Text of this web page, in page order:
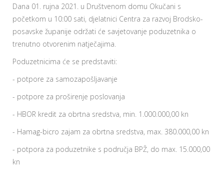
Dana 01. rujna 2021. u Društvenom domu Okučani s
početkom u 10:00 sati, djelatnici Centra za razvoj Brodsko-
posavske županije održati će savjetovanje poduzetnika o
trenutno otvorenim natječajima.
Poduzetnicima će se predstaviti:
- potpore za samozapošljavanje
- potpore za proširenje poslovanja
- HBOR kredit za obrtna sredstva, min. 1.000.000,00 kn
- Hamag-bicro zajam za obrtna sredstva, max. 380.000,00 kn
- potpora za poduzetnike s područja BPŽ, do max. 15.000,00
kn